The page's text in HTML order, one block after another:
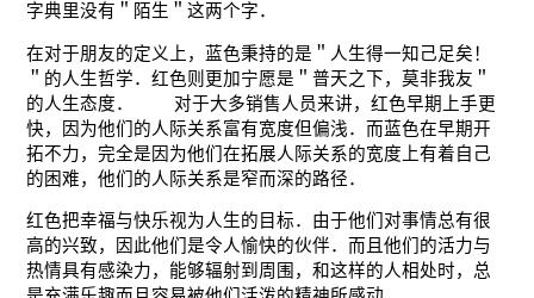
字典里没有＂陌生＂这两个字．
在对于朋友的定义上，蓝色秉持的是＂人生得一知己足矣！
＂的人生哲学．红色则更加宁愿是＂普天之下，莫非我友＂
的人生态度． 对于大多销售人员来讲，红色早期上手更
快，因为他们的人际关系富有宽度但偏浅．而蓝色在早期开
拓不力，完全是因为他们在拓展人际关系的宽度上有着自己
的困难，他们的人际关系是窄而深的路径．
红色把幸福与快乐视为人生的目标．由于他们对事情总有很
高的兴致，因此他们是令人愉快的伙伴．而且他们的活力与
热情具有感染力，能够辐射到周围，和这样的人相处时，总